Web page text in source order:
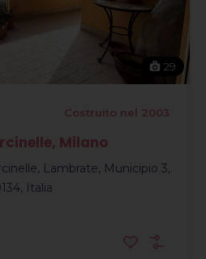
29
Costruito nel 2003
Milano
Lambrate, Municipio 3,
Italia